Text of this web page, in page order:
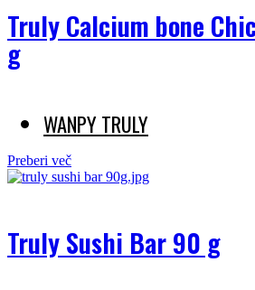
Truly Calcium bone
g
WANPY TRULY
Preberi več
Truly Sushi Bar 90 g